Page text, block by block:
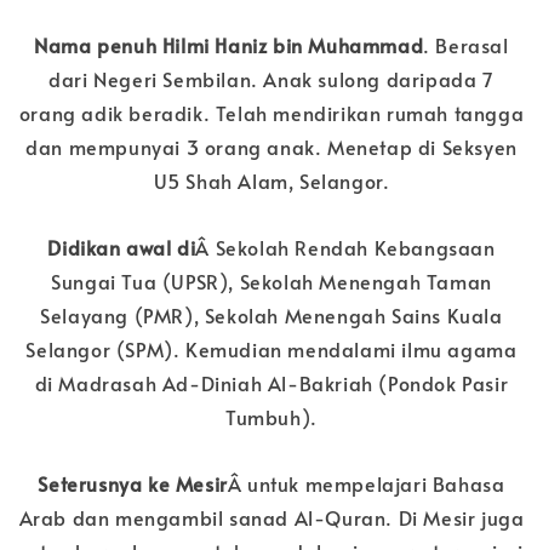
Nama penuh Hilmi Haniz bin Muhammad. Berasal
dari Negeri Sembilan. Anak sulong daripada 7
orang adik beradik. Telah mendirikan rumah tangga
dan mempunyai 3 orang anak. Menetap di Seksyen
U5 Shah Alam, Selangor.
Didikan awal diÂ Sekolah Rendah Kebangsaan
Sungai Tua (UPSR), Sekolah Menengah Taman
Selayang (PMR), Sekolah Menengah Sains Kuala
Selangor (SPM). Kemudian mendalami ilmu agama
di Madrasah Ad-Diniah Al-Bakriah (Pondok Pasir
Tumbuh).
Seterusnya ke MesirÂ untuk mempelajari Bahasa
Arab dan mengambil sanad Al-Quran. Di Mesir juga